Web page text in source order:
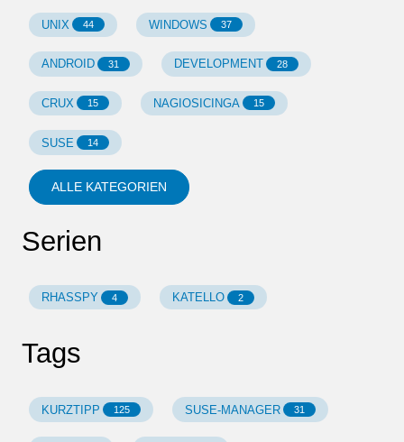
UNIX 44 WINDOWS 37
ANDROID 31 DEVELOPMENT 28
CRUX 15 NAGIOSICINGA 15
SUSE 14
ALLE KATEGORIEN
Serien
RHASSPY 4 KATELLO 2
Tags
KURZTIPP 125 SUSE-MANAGER 31